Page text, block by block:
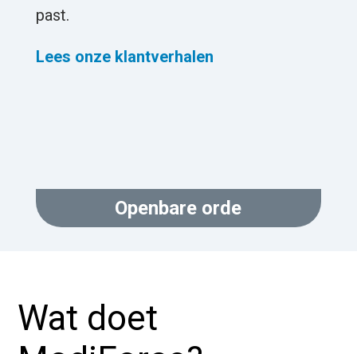
past.
Lees onze klantverhalen
Openbare orde
Wat doet